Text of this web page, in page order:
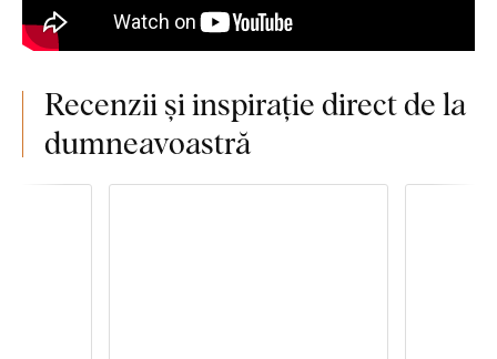
Recenzii și inspirație direct de la
dumneavoastră